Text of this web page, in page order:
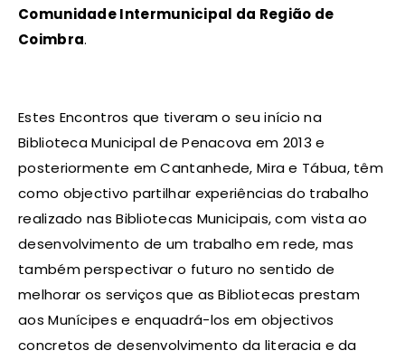
Comunidade Intermunicipal da Região de
Coimbra.
Estes Encontros que tiveram o seu início na
Biblioteca Municipal de Penacova em 2013 e
posteriormente em Cantanhede, Mira e Tábua, têm
como objectivo partilhar experiências do trabalho
realizado nas Bibliotecas Municipais, com vista ao
desenvolvimento de um trabalho em rede, mas
também perspectivar o futuro no sentido de
melhorar os serviços que as Bibliotecas prestam
aos Munícipes e enquadrá-los em objectivos
concretos de desenvolvimento da literacia e da